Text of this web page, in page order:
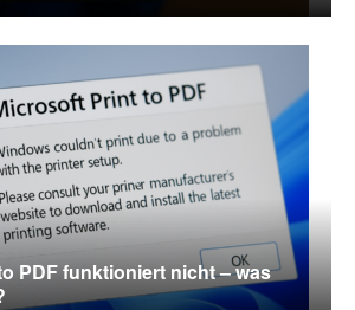
PDF funktioniert nicht – was